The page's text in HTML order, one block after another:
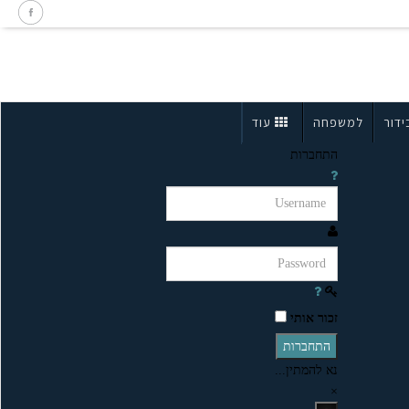
למשפחה עוד
התחברות
זכור אותי
התחברות
נא להמתין...
×